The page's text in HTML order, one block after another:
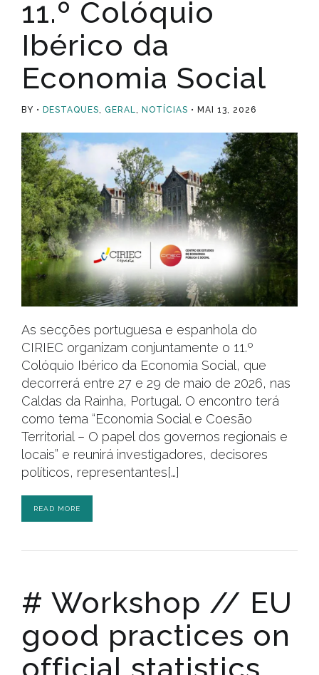
11.º Colóquio
Ibérico da
Economia Social
BY DESTAQUES, GERAL, NOTÍCIAS MAI 13, 2026
As secções portuguesa e espanhola do
CIRIEC organizam conjuntamente o 11.º
Colóquio Ibérico da Economia Social, que
decorrerá entre 27 e 29 de maio de 2026, nas
Caldas da Rainha, Portugal. O encontro terá
como tema “Economia Social e Coesão
Territorial – O papel dos governos regionais e
locais” e reunirá investigadores, decisores
políticos, representantes[…]
READ MORE
# Workshop // EU
good practices on
official statistics